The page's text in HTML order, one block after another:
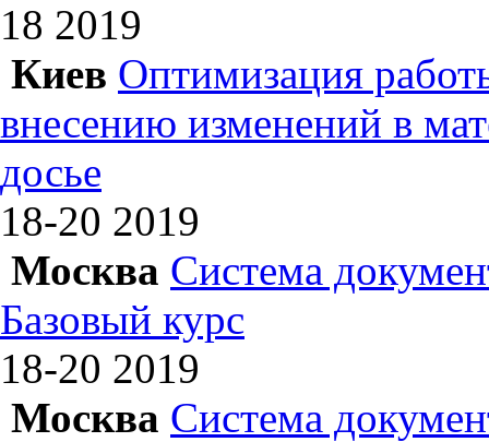
18 2019
Киев Оптимизация
внесению изменений в
досье
18-20 2019
Москва Система
Базовый курс
18-20 2019
Москва Система